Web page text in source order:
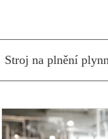
Stroj na plnění